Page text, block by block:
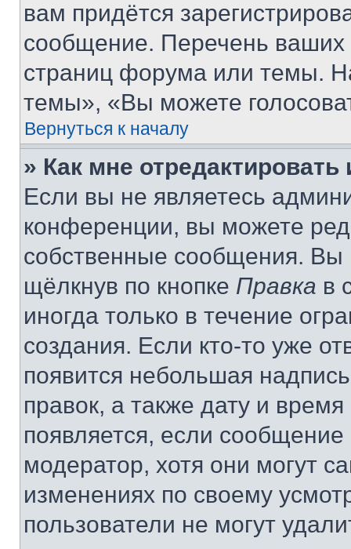
вам придётся
сообщение. Перечень ваших
страниц форума или темы.
темы», «Вы можете
Вернуться к началу
» Как мне
Если вы не являетесь
конференции, вы можете
собственные сообщения. Вы
щёлкнув по кнопке Правка в
иногда только в течение
создания. Если кто-то уже
появится небольшая
правок, а также дату и
появляется, если
модератор, хотя они могут
изменениях по своему
пользователи не могут